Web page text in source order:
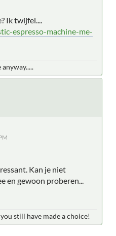
Ik twijfel....
espresso-machine-me-
Kan je niet
en gewoon proberen...
still have made a choice!